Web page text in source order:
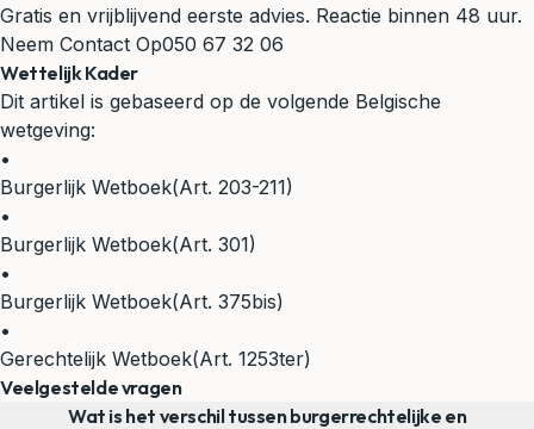
Gratis en vrijblijvend eerste advies. Reactie binnen 48 uur.
Neem Contact Op050 67 32 06
Wettelijk Kader
Dit artikel is gebaseerd op de volgende Belgische
wetgeving:
•
Burgerlijk Wetboek(Art. 203-211)
•
Burgerlijk Wetboek(Art. 301)
•
Burgerlijk Wetboek(Art. 375bis)
•
Gerechtelijk Wetboek(Art. 1253ter)
Veelgestelde vragen
Wat is het verschil tussen burgerrechtelijke en